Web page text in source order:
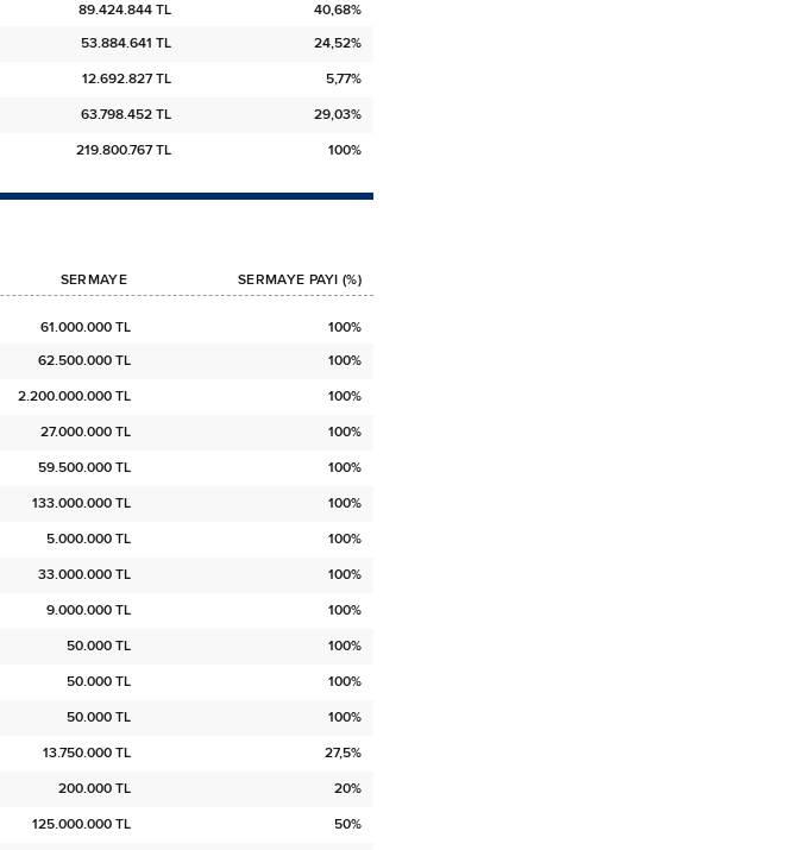
89.424.844 TL
40,68%
53.884.641 TL
24,52%
12.692.827 TL
5,77%
63.798.452 TL
29,03%
219.800.767 TL 100%
SERMAYE SERMAYE PAYI (%)
61.000.000 TL
100%
62.500.000 TL
100%
2.200.000.000 TL
100%
27.000.000 TL
100%
59.500.000 TL
100%
133.000.000 TL
100%
5.000.000 TL
100%
33.000.000 TL
100%
9.000.000 TL
100%
50.000 TL
100%
50.000 TL
100%
50.000 TL
100%
13.750.000 TL
27,5%
200.000 TL
20%
125.000.000 TL
50%